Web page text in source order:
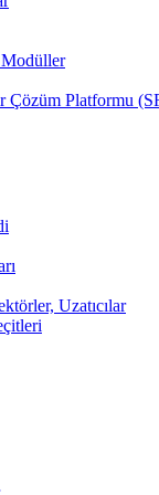
Modüller
Çözüm Platformu
Uzatıcılar